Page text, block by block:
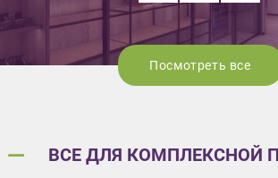
Посмотреть все
ВСЕ ДЛЯ КОМПЛЕКСНОЙ